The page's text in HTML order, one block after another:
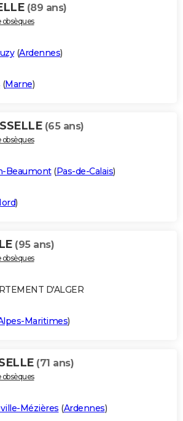
(89 ans)
(Ardennes)
(Marne)
(65 ans)
Beaumont(Pas-de-Calais)
)
(95 ans)
D'ALGER
Maritimes)
(71 ans)
Mézières (Ardennes)